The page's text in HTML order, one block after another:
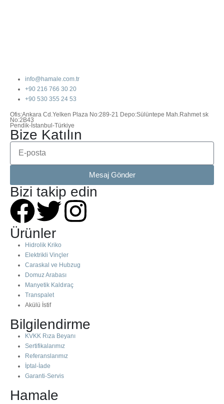
info@hamale.com.tr
+90 216 766 30 20
+90 530 355 24 53
Ofis:Ankara Cd.Yelken Plaza No:289-21 Depo:Sülüntepe Mah.Rahmet sk
No:2B43
Pendik-İstanbul-Türkiye
Bize Katılın
Mesaj Gönder
Bizi takip edin
Ürünler
Hidrolik Kriko
Elektrikli Vinçler
Caraskal ve Hubzug
Domuz Arabası
Manyetik Kaldıraç
Transpalet
Akülü İstif
Bilgilendirme
KVKK Rıza Beyanı
Sertifikalarımız
Referanslarımız
İptal-İade
Garanti-Servis
Hamale